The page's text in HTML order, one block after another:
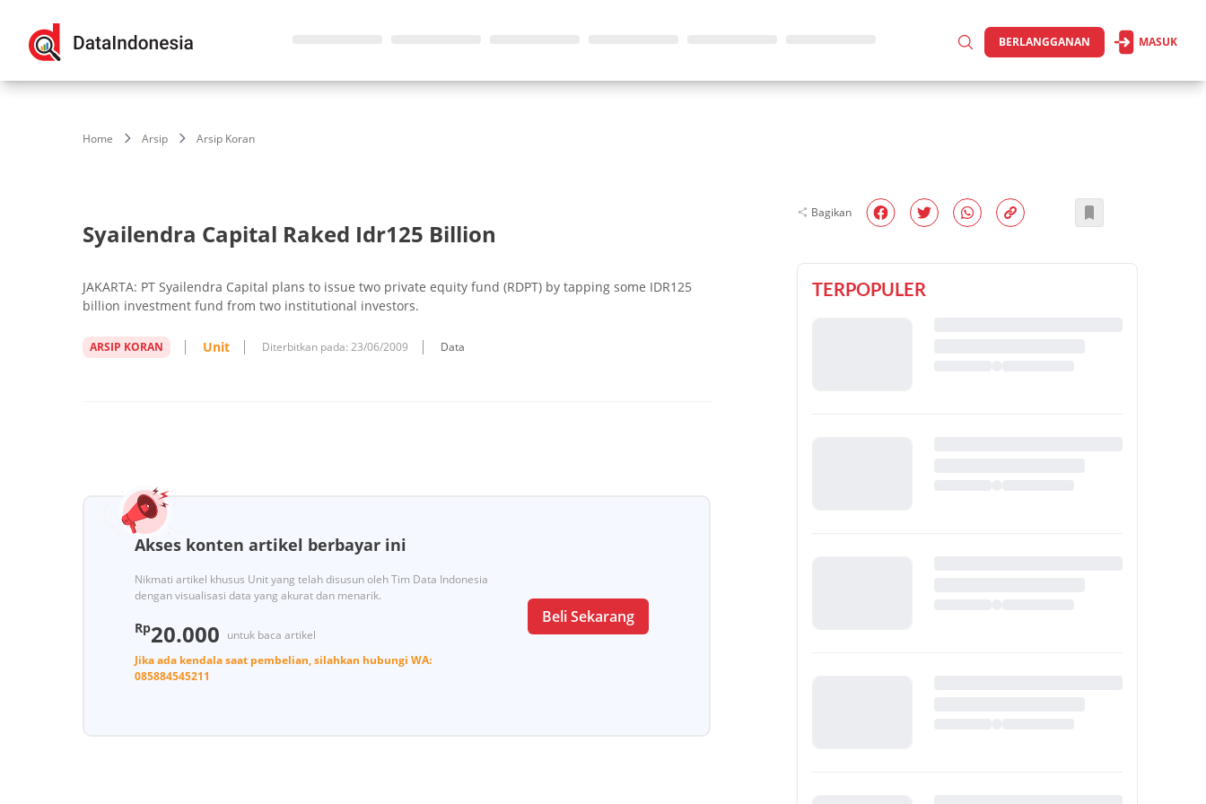
BERLANGGANAN MASUK
Home Arsip Arsip Koran
Syailendra Capital Raked Idr125 Billion
JAKARTA: PT Syailendra Capital plans to issue two private equity fund (RDPT) by tapping some IDR125
billion investment fund from two institutional investors.
ARSIP KORAN Unit Diterbitkan pada: 23/06/2009 Data
Akses konten artikel berbayar ini
Nikmati artikel khusus Unit yang telah disusun oleh Tim Data Indonesia
dengan visualisasi data yang akurat dan menarik.
Rp20.000 untuk baca artikel
Jika ada kendala saat pembelian, silahkan hubungi WA:
085884545211
Beli Sekarang
Bagikan
TERPOPULER